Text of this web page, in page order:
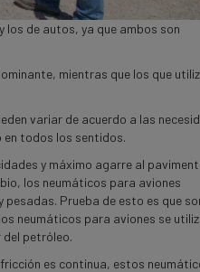
los de autos, ya que ambos son
mientras que los que
variar de acuerdo a las
en todos los sentidos.
y máximo agarre al
los neumáticos para aviones
Prueba de esto es que
neumáticos para aviones se
petróleo.
es continua, estos